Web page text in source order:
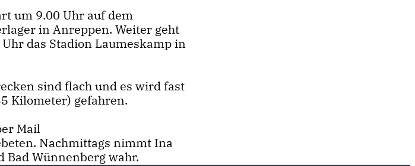
um 9.00 Uhr auf dem
in Anreppen. Weiter geht
das Stadion Laumeskamp in
sind flach und es wird fast
Kilometer) gefahren.
Mail
Nachmittags nimmt Ina
Wünnenberg wahr.